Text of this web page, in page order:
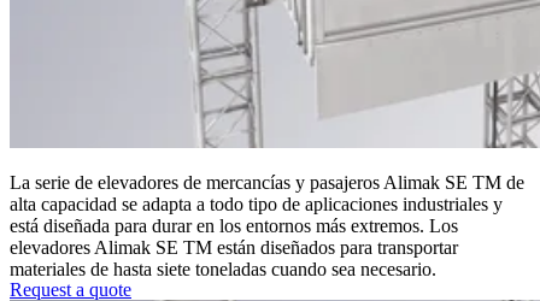
La serie de elevadores de mercancías y pasajeros Alimak SE TM de
alta capacidad se adapta a todo tipo de aplicaciones industriales y
está diseñada para durar en los entornos más extremos. Los
elevadores Alimak SE TM están diseñados para transportar
materiales de hasta siete toneladas cuando sea necesario.
Request a quote